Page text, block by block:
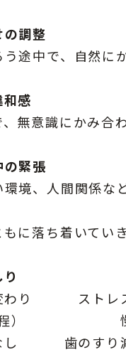
調整
途中で、自然に
感
無意識にかみ合
緊張
境、人間関係な
に落ち着いていき
り
ストレ
）
歯のすり